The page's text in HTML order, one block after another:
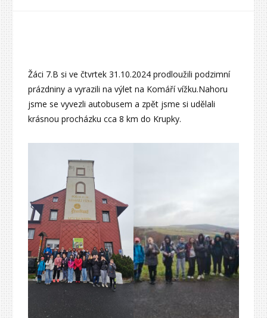
Žáci 7.B si ve čtvrtek 31.10.2024 prodloužili podzimní
prázdniny a vyrazili na výlet na Komáří vížku.Nahoru
jsme se vyvezli autobusem a zpět jsme si udělali
krásnou procházku cca 8 km do Krupky.